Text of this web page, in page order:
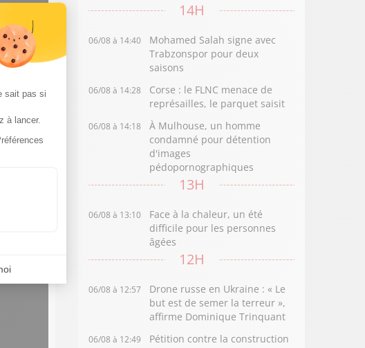
14H
06/08 à 14:40
Mohamed Salah signe avec
Trabzonspor pour deux
saisons
06/08 à 14:28
Corse : le FLNC menace de
représailles, le parquet saisit
06/08 à 14:18
À Mulhouse, un homme
condamné pour détention
d'images
pédopornographiques
13H
06/08 à 13:10
Face à la chaleur, un été
difficile pour les personnes
âgées
12H
06/08 à 12:57
Drone russe en Ukraine : « Le
but est de semer la terreur »,
affirme Dominique Trinquant
06/08 à 12:49
Pétition contre la construction